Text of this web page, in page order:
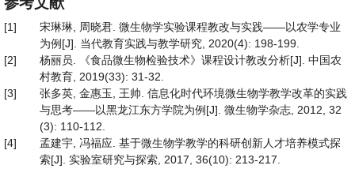
[1]
宋琳琳, 周晓君. 微生物学实验课程教改与实践——以农学专业
为例[J]. 当代教育实践与教学研究, 2020(4): 198-199.
[2]
杨丽员. 《食品微生物检验技术》课程设计教改分析[J]. 中国农
村教育, 2019(33): 31-32.
[3]
张多英, 金惠玉, 王帅. 信息化时代环境微生物学教学改革的实践
与思考——以黑龙江东方学院为例[J]. 微生物学杂志, 2012, 32
(3): 110-112.
[4]
孟建宇, 冯福应. 基于微生物学教学的科研创新人才培养模式探
索[J]. 实验室研究与探索, 2017, 36(10): 213-217.